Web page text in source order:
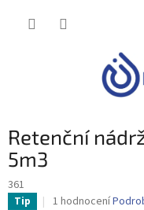
Retenční
5m3
361
Tip
Průměrné
1 hodnocení